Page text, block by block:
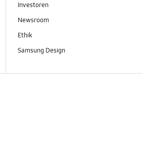
Investoren
Newsroom
Ethik
Samsung Design